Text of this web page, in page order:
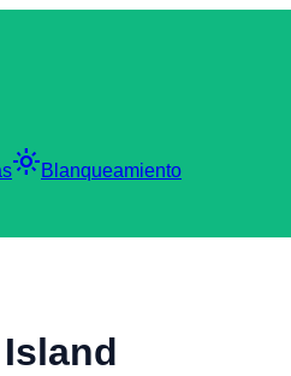
light_modeBlanqueamiento